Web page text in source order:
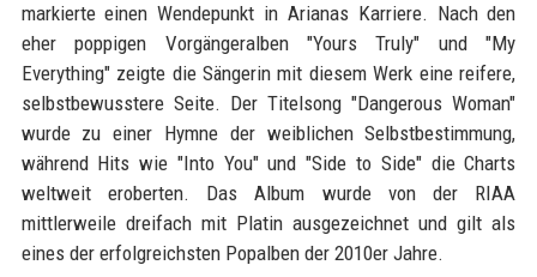
markierte einen Wendepunkt in Arianas Karriere. Nach den
eher poppigen Vorgängeralben "Yours Truly" und "My
Everything" zeigte die Sängerin mit diesem Werk eine reifere,
selbstbewusstere Seite. Der Titelsong "Dangerous Woman"
wurde zu einer Hymne der weiblichen Selbstbestimmung,
während Hits wie "Into You" und "Side to Side" die Charts
weltweit eroberten. Das Album wurde von der RIAA
mittlerweile dreifach mit Platin ausgezeichnet und gilt als
eines der erfolgreichsten Popalben der 2010er Jahre.